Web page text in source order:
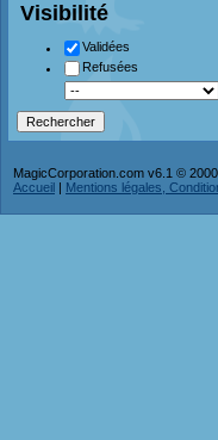
Visibilité
Validées
Refusées
MagicCorporation.com v6.1 ©
Accueil | Mentions légales,